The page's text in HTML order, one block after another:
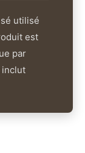
utilisé
est
par
inclut